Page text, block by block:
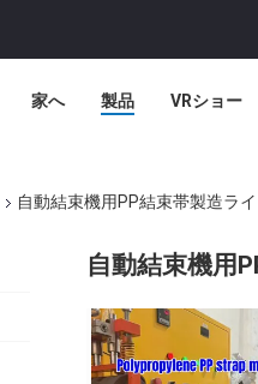
家へ 製品 VRショー
自動結束機用PP結束帯製造ラ
自動結束機用